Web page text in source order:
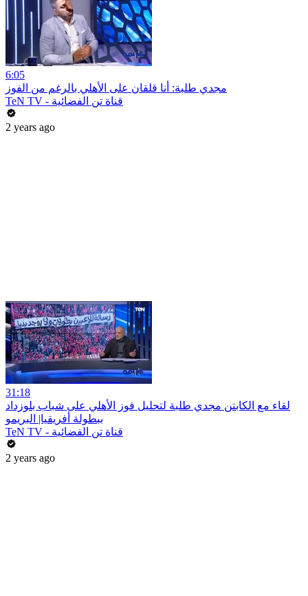
6:05
مجدي طلبة: أنا قلقان على الأهلي بالرغم من الفوز
TeN TV - قناة تن الفضائية
2 years ago
31:18
لقاء مع الكابتن مجدي طلبة لتحليل فوز الأهلي على شباب بلوزداد
ببطولة أفريقيا| البريمو
TeN TV - قناة تن الفضائية
2 years ago